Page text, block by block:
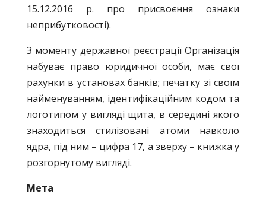
15.12.2016 р. про присвоєння ознаки
неприбутковості).
З моменту державної реєстрації Організація
набуває право юридичної особи, має свої
рахунки в установах банків; печатку зі своїм
найменуванням, ідентифікаційним кодом та
логотипом у вигляді щита, в середині якого
знаходиться стилізовані атоми навколо
ядра, під ним – цифра 17, а зверху – книжка у
розгорнутому вигляді.
Мета